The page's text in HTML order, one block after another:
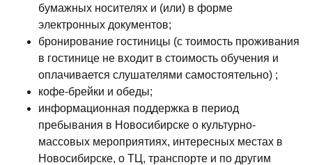
бумажных носителях и (или) в форме
электронных документов;
бронирование гостиницы (с тоимость проживания
в гостинице не входит в стоимость обучения и
оплачивается слушателями самостоятельно) ;
кофе-брейки и обеды;
информационная поддержка в период
пребывания в Новосибирске о культурно-
массовых мероприятиях, интересных местах в
Новосибирске, о ТЦ, транспорте и по другим